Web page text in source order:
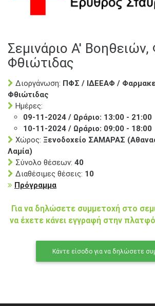
Σεμινάριο Α' Βοηθειών,
Φθιώτιδας
Διοργάνωση: ΠΦΣ / ΙΔΕΕΑΦ /
Φθιώτιδας
Ημέρες:
09-11-2024 / Ωράριο: 13:00 - 21:00
10-11-2024 / Ωράριο: 09:00 - 18:00
Χώρος: Ξενοδοχείο ΣΑΜΑΡΑΣ
Λαμία)
Σύνολο θέσεων: 40
Διαθέσιμες θέσεις: 10
Πρόγραμμα
Για να δηλώσετε συμμετοχή στο
να έχετε κάνει εγγραφή στην
Κάντε είσοδο για να δηλώσετε